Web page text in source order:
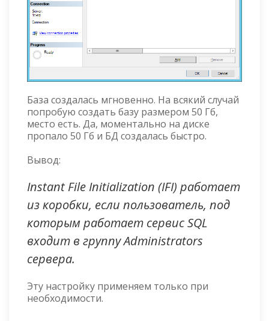
База создалась мгновенно. На всякий случай
попробую создать базу размером 50 Гб,
место есть. Да, моментально на диске
пропало 50 Гб и БД создалась быстро.
Вывод:
Instant File Initialization (IFI) работает
из коробки, если пользователь, под
которым работает сервис SQL
входит в группу Administrators
сервера.
Эту настройку применяем только при
необходимости.